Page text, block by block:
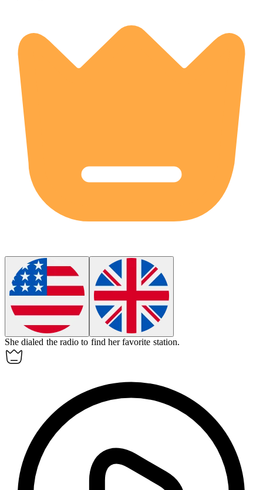
Shedialed the radio to find her favorite station.